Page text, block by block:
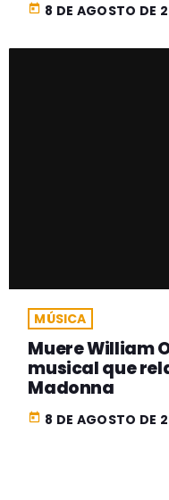
today 8 DE AGOSTO DE
MÚSICA
Muere William
musical que
Madonna
today 8 DE AGOSTO DE